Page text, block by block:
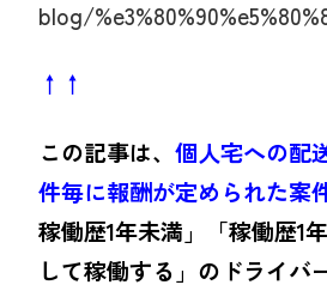
blog/
↑↑
この記事は、 個人宅への配
件毎に報酬が定められた案件
稼働歴1年未満」「稼働歴1
して稼働する」のドライバ